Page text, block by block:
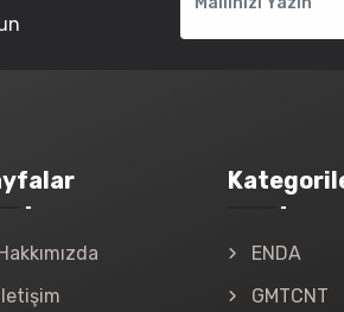
ENDA
GMTCNT